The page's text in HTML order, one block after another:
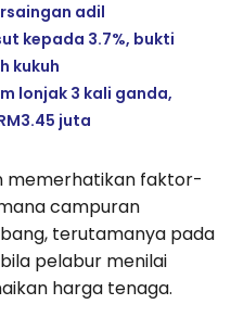
adil
kepada 3.7%, bukti
kukuh
lonjak 3 kali ganda,
juta
memerhatikan faktor-
campuran
terutamanya pada
pelabur menilai
harga tenaga.